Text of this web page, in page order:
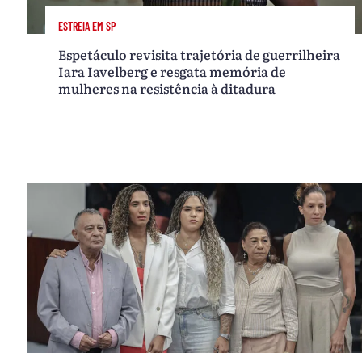
ESTREIA EM SP
Espetáculo revisita trajetória de guerrilheira
Iara Iavelberg e resgata memória de
mulheres na resistência à ditadura